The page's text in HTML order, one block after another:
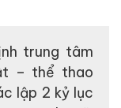
trung tâm
– thể thao
lập 2 kỷ lục